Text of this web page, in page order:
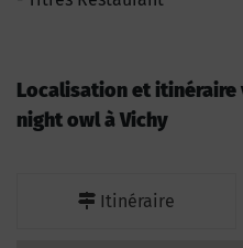
Localisation et itinéraire
night owl à Vichy
Itinéraire